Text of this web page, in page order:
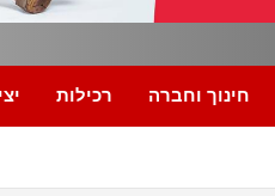
חינוך וחברה רכילות